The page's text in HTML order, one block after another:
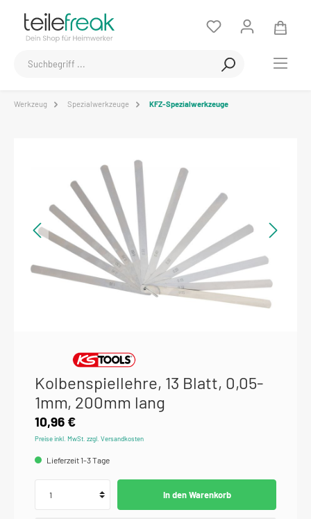
Werkzeug Spezialwerkzeuge KFZ-Spezialwerkzeuge
Kolbenspiellehre, 13 Blatt, 0,05-
1mm, 200mm lang
10,96 €
Preise inkl. MwSt. zzgl. Versandkosten
Lieferzeit 1-3 Tage
In den Warenkorb